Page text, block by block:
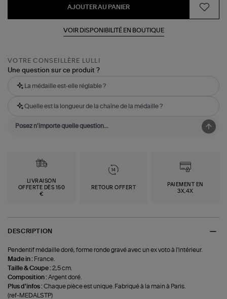
AJOUTER AU PANIER
VOIR DISPONIBILITÉ EN BOUTIQUE
VOTRE CONSEILLÈRE LULLI
Une question sur ce produit ?
La médaille est-elle réglable ?
Quelle est la longueur de la chaîne de la médaille ?
LIVRAISON
OFFERTE DÈS 150
€
RETOUR OFFERT
PAIEMENT EN
3X,4X
DESCRIPTION
Pendentif médaille doré, forme ronde gravé avec un ex voto à l'intérieur.
Made in : France.
Taille & Coupe :2,5 cm.
Composition :Argent doré.
Plus d'infos :Chaque pièce est unique. Fabriqué à la main à Paris.
(ref-MEDALSTP)